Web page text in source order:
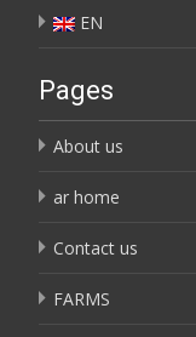
EN
Pages
About us
ar home
Contact us
FARMS